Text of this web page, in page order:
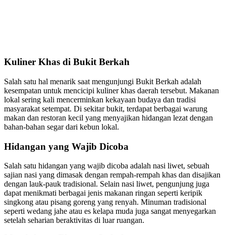
Kuliner Khas di Bukit Berkah
Salah satu hal menarik saat mengunjungi Bukit Berkah adalah
kesempatan untuk mencicipi kuliner khas daerah tersebut. Makanan
lokal sering kali mencerminkan kekayaan budaya dan tradisi
masyarakat setempat. Di sekitar bukit, terdapat berbagai warung
makan dan restoran kecil yang menyajikan hidangan lezat dengan
bahan-bahan segar dari kebun lokal.
Hidangan yang Wajib Dicoba
Salah satu hidangan yang wajib dicoba adalah nasi liwet, sebuah
sajian nasi yang dimasak dengan rempah-rempah khas dan disajikan
dengan lauk-pauk tradisional. Selain nasi liwet, pengunjung juga
dapat menikmati berbagai jenis makanan ringan seperti keripik
singkong atau pisang goreng yang renyah. Minuman tradisional
seperti wedang jahe atau es kelapa muda juga sangat menyegarkan
setelah seharian beraktivitas di luar ruangan.